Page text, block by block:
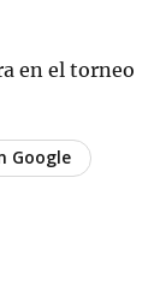
en el torneo
Google